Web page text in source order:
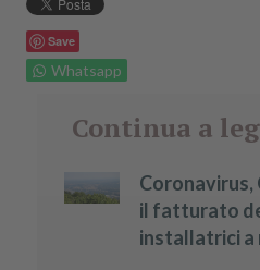
Save
Whatsapp
Continua a
Coronavirus,
il fatturato
installatrici a